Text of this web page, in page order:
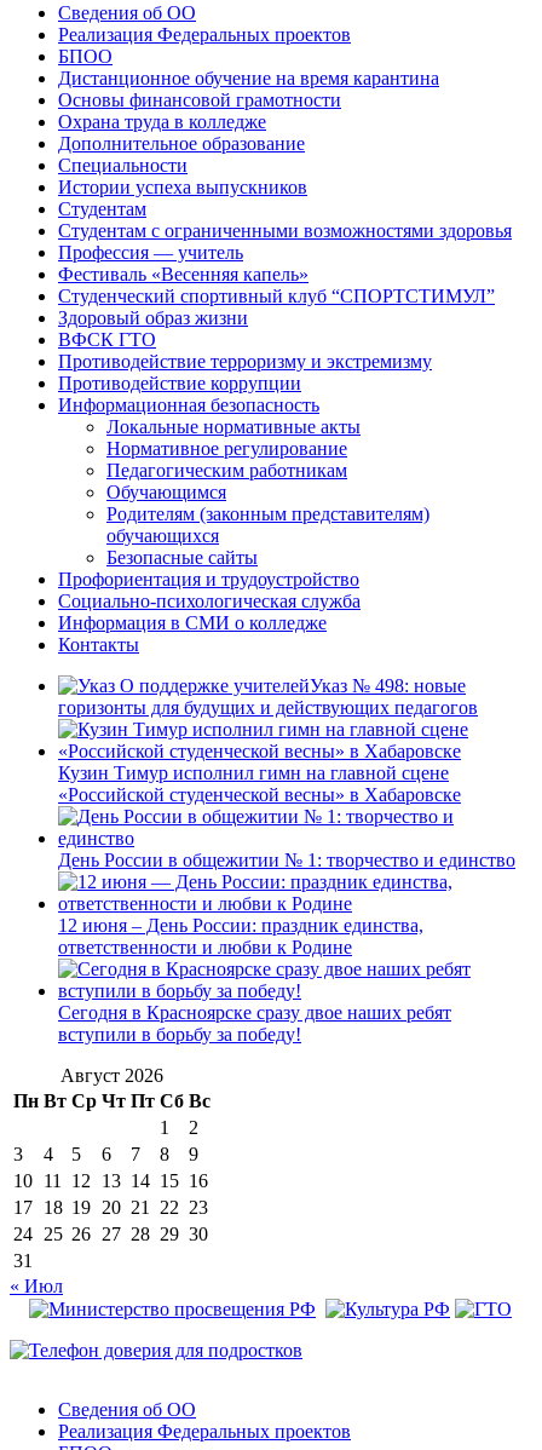
Сведения об ОО
Реализация Федеральных проектов
БПОО
Дистанционное обучение на время карантина
Основы финансовой грамотности
Охрана труда в колледже
Дополнительное образование
Специальности
Истории успеха выпускников
Студентам
Студентам с ограниченными возможностями здоровья
Профессия — учитель
Фестиваль «Весенняя капель»
Студенческий спортивный клуб “СПОРТСТИМУЛ”
Здоровый образ жизни
ВФСК ГТО
Противодействие терроризму и экстремизму
Противодействие коррупции
Информационная безопасность
Локальные нормативные акты
Нормативное регулирование
Педагогическим работникам
Обучающимся
Родителям (законным представителям)
обучающихся
Безопасные сайты
Профориентация и трудоустройство
Социально-психологическая служба
Информация в СМИ о колледже
Контакты
Указ № 498: новые
горизонты для будущих и действующих педагогов
Кузин Тимур исполнил гимн на главной сцене
«Российской студенческой весны» в Хабаровске
День России в общежитии № 1: творчество и единство
12 июня – День России: праздник единства,
ответственности и любви к Родине
Сегодня в Красноярске сразу двое наших ребят
вступили в борьбу за победу!
Август 2026
Пн Вт Ср Чт Пт Сб Вс
1
2
3
4 5 6 7 8
9
10 11 12 13 14 15 16
17 18 19 20 21 22 23
24 25 26 27 28 29 30
31
« Июл
Сведения об ОО
Реализация Федеральных проектов